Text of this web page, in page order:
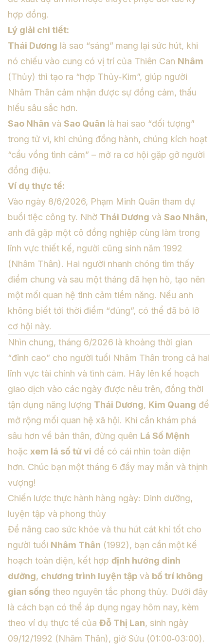
hợp đồng.
Lý giải chi tiết:
Thái Dương là sao “sáng” mang lại sức hút, khi
nó chiếu vào cung có vị trí của Thiên Can Nhâm
(Thủy) thì tạo ra “hợp Thủy‑Kim”, giúp người
Nhâm Thân cảm nhận được sự đồng cảm, thấu
hiểu sâu sắc hơn.
Sao Nhân và Sao Quân là hai sao “đối tượng”
trong tử vi, khi chúng đồng hành, chúng kích hoạt
“cầu vồng tình cảm” – mở ra cơ hội gặp gỡ người
đồng điệu.
Ví dụ thực tế:
Vào ngày 8/6/2026, Phạm Minh Quân tham dự
buổi tiệc công ty. Nhờ Thái Dương và Sao Nhân,
anh đã gặp một cô đồng nghiệp cùng làm trong
lĩnh vực thiết kế, người cũng sinh năm 1992
(Nhâm Thân). Hai người nhanh chóng tìm thấy
điểm chung và sau một tháng đã hẹn hò, tạo nên
một mối quan hệ tình cảm tiềm năng. Nếu anh
không biết tới thời điểm “đúng”, có thể đã bỏ lỡ
cơ hội này.
Nhìn chung, tháng 6/2026 là khoảng thời gian
“đỉnh cao” cho người tuổi Nhâm Thân trong cả hai
lĩnh vực tài chính và tình cảm. Hãy lên kế hoạch
giao dịch vào các ngày được nêu trên, đồng thời
tận dụng năng lượng Thái Dương, Kim Quang để
mở rộng mối quan hệ xã hội. Khi cần khám phá
sâu hơn về bản thân, đừng quên Lá Số Mệnh
hoặc xem lá số tử vi để có cái nhìn toàn diện
hơn. Chúc bạn một tháng 6 đầy may mắn và thịnh
vượng!
Chiến lược thực hành hàng ngày: Dinh dưỡng,
luyện tập và phong thủy
Để nâng cao sức khỏe và thu hút cát khí tốt cho
người tuổi Nhâm Thân (1992), bạn cần một kế
hoạch toàn diện, kết hợp định hướng dinh
dưỡng, chương trình luyện tập và bố trí không
gian sống theo nguyên tắc phong thủy. Dưới đây
là cách bạn có thể áp dụng ngay hôm nay, kèm
theo ví dụ thực tế của Đỗ Thị Lan, sinh ngày
09/12/1992 (Nhâm Thân), giờ Sửu (01:00‑03:00).